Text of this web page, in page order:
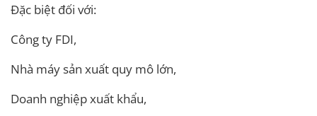
Đặc biệt đối với:
Công ty FDI,
Nhà máy sản xuất quy mô lớn,
Doanh nghiệp xuất khẩu,